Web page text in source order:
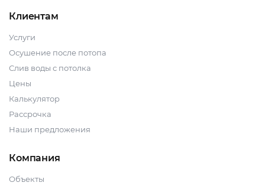
Клиентам
Услуги
Осушение после потопа
Слив воды с потолка
Цены
Калькулятор
Рассрочка
Наши предложения
Компания
Объекты